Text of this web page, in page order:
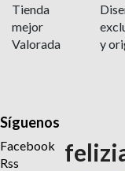
Tienda
mejor
Valorada
y
Síguenos
Facebook
Rss